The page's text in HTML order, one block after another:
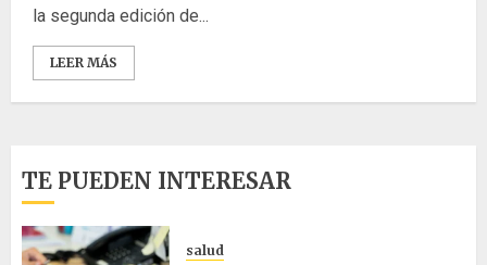
la segunda edición de...
LEER MÁS
TE PUEDEN INTERESAR
salud